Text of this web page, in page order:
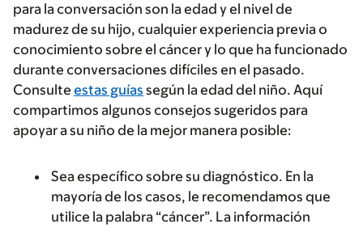
para la conversación son la edad y el nivel de
madurez de su hijo, cualquier experiencia previa o
conocimiento sobre el cáncer y lo que ha funcionado
durante conversaciones difíciles en el pasado.
Consulte estas guías según la edad del niño. Aquí
compartimos algunos consejos sugeridos para
apoyar a su niño de la mejor manera posible:
Sea específico sobre su diagnóstico. En la
mayoría de los casos, le recomendamos que
utilice la palabra “cáncer”. La información